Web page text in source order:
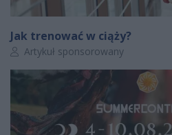
Jak trenować w ciąży?
Autor artykułu:
Artykuł sponsorowany